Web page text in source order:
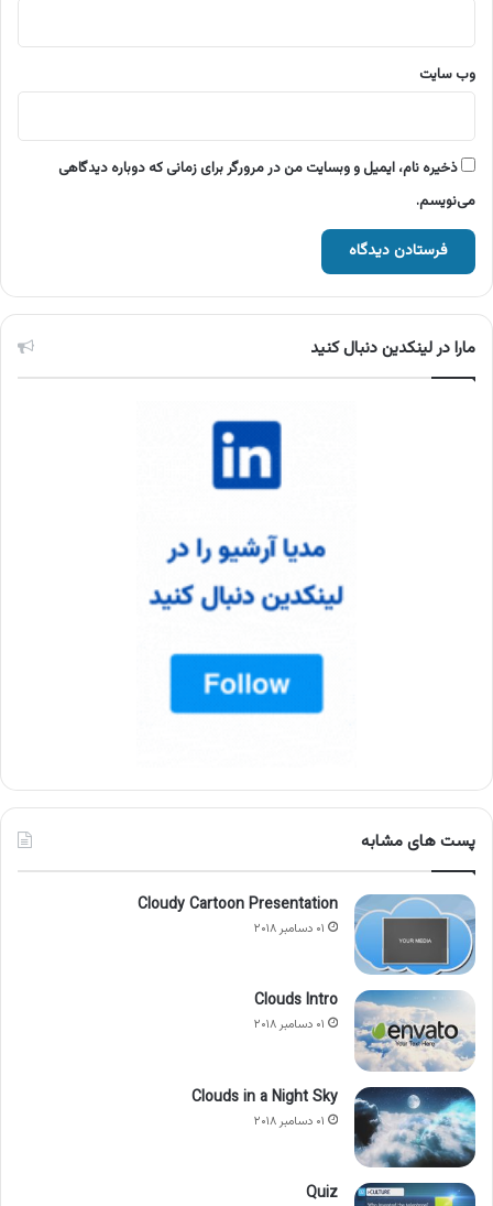
وب‌ سایت
ذخیره نام، ایمیل و وبسایت من در مرورگر برای زمانی که دوباره دیدگاهی
می‌نویسم.
مارا در لینکدین دنبال کنید
پست های مشابه
Cloudy Cartoon Presentation
۰۱ دسامبر ۲۰۱۸
Clouds Intro
۰۱ دسامبر ۲۰۱۸
Clouds in a Night Sky
۰۱ دسامبر ۲۰۱۸
Quiz